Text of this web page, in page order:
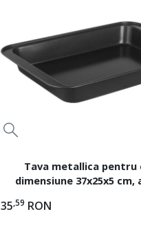
Tava metallica
dimensiune 37x25x5
35,59 RON